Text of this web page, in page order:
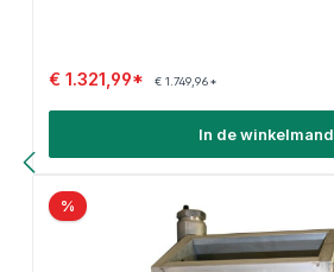
€ 1.321,99* € 1.749,96*
In de winkelmand
%